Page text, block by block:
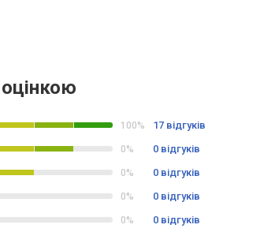
оцінкою
100% 17 відгуків
0% 0 відгуків
0% 0 відгуків
0% 0 відгуків
0% 0 відгуків